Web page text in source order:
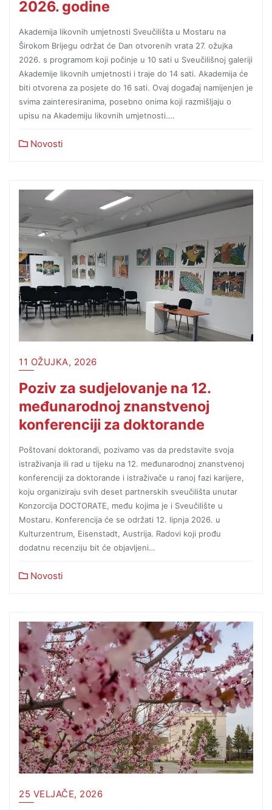
2026. godine
Akademija likovnih umjetnosti Sveučilišta u Mostaru na
Širokom Brijegu održat će Dan otvorenih vrata 27. ožujka
2026. s programom koji počinje u 10 sati u Sveučilišnoj galeriji
Akademije likovnih umjetnosti i traje do 14 sati. Akademija će
biti otvorena za posjete do 16 sati. Ovaj događaj namijenjen je
svima zainteresiranima, posebno onima koji razmišljaju o
upisu na Akademiju likovnih umjetnosti….
Novosti
11 OŽUJKA, 2026
Poziv za sudjelovanje na 12.
međunarodnoj znanstvenoj
konferenciji za doktorande
Poštovani doktorandi, pozivamo vas da predstavite svoja
istraživanja ili rad u tijeku na 12. međunarodnoj znanstvenoj
konferenciji za doktorande i istraživače u ranoj fazi karijere,
koju organiziraju svih deset partnerskih sveučilišta unutar
Konzorcija DOCTORATE, među kojima je i Sveučilište u
Mostaru. Konferencija će se održati 12. lipnja 2026. u
Kulturzentrum, Eisenstadt, Austrija. Radovi koji prođu
dodatnu recenziju bit će objavljeni…
Novosti
25 VELJAČE, 2026